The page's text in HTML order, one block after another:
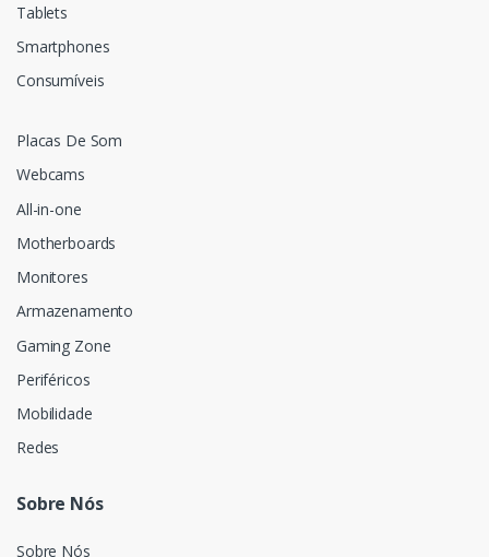
Tablets
Smartphones
Consumíveis
Placas De Som
Webcams
All-in-one
Motherboards
Monitores
Armazenamento
Gaming Zone
Periféricos
Mobilidade
Redes
Sobre Nós
Sobre Nós